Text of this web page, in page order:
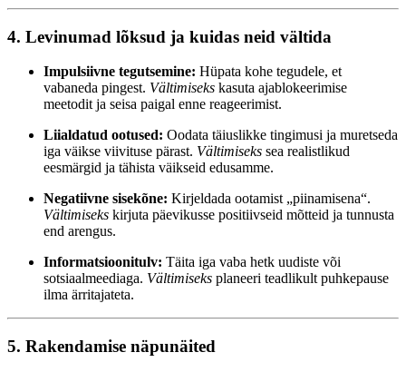
4. Levinumad lõksud ja kuidas neid vältida
Impulsiivne tegutsemine: Hüpata kohe tegudele, et
vabaneda pingest. Vältimiseks kasuta ajablokeerimise
meetodit ja seisa paigal enne reageerimist.
Liialdatud ootused: Oodata täiuslikke tingimusi ja muretseda
iga väikse viivituse pärast. Vältimiseks sea realistlikud
eesmärgid ja tähista väikseid edusamme.
Negatiivne sisekõne: Kirjeldada ootamist „piinamisena“.
Vältimiseks kirjuta päevikusse positiivseid mõtteid ja tunnusta
end arengus.
Informatsioonitulv: Täita iga vaba hetk uudiste või
sotsiaalmeediaga. Vältimiseks planeeri teadlikult puhkepause
ilma ärritajateta.
5. Rakendamise näpunäited